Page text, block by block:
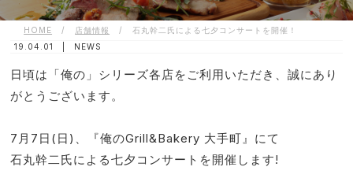
HOME / 店舗情報 /
石丸幹二氏による七夕コンサートを開催！
19.04.01 |
NEWS
日頃は「俺の」シリーズ各店をご利用いただき、誠にあり
がとうございます。
7月7日(日)、『俺のGrill&Bakery 大手町』にて
石丸幹二氏による七夕コンサートを開催します!